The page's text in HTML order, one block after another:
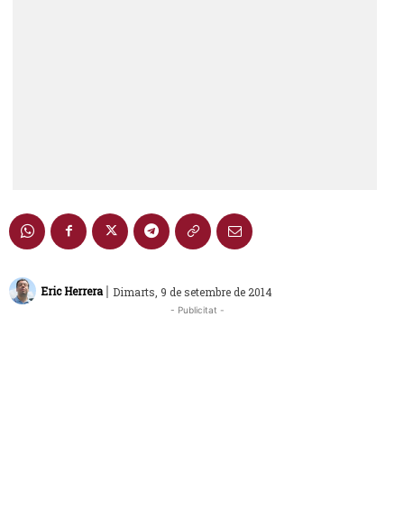
Eric Herrera | Dimarts, 9 de setembre de 2014
- Publicitat -